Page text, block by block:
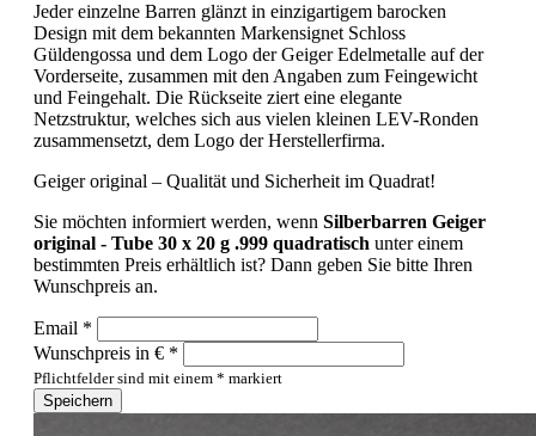
Jeder einzelne Barren glänzt in einzigartigem barocken
Design mit dem bekannten Markensignet Schloss
Güldengossa und dem Logo der Geiger Edelmetalle auf der
Vorderseite, zusammen mit den Angaben zum Feingewicht
und Feingehalt. Die Rückseite ziert eine elegante
Netzstruktur, welches sich aus vielen kleinen LEV-Ronden
zusammensetzt, dem Logo der Herstellerfirma.
Geiger original – Qualität und Sicherheit im Quadrat!
Sie möchten informiert werden, wenn Silberbarren Geiger
original - Tube 30 x 20 g .999 quadratisch unter einem
bestimmten Preis erhältlich ist? Dann geben Sie bitte Ihren
Wunschpreis an.
Email *
Wunschpreis in € *
Pflichtfelder sind mit einem * markiert
Speichern